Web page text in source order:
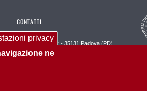
CONTATTI
Via Venezia, 12/2 - 35131 Padova (PD)
privacy
ne